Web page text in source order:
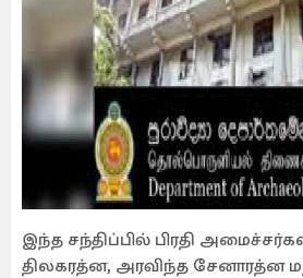
இந்த சந்திப்பில் பிரதி
திலகரத்ன, அரவிந்த சேனாரத்ன